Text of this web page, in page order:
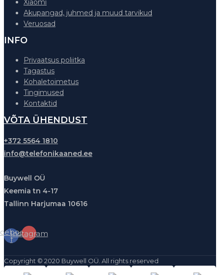
Xiaomi
Akupangad, juhmed ja muud tarvikud
Veruosad
INFO
Privaatsus poliitka
Tagastus
Kohaletoimetus
Tingimused
Kontaktid
VÕTA ÜHENDUST
+372 5564 1810
info@telefonikaaned.ee
Buywell OÜ
Keemia tn 4-17
Tallinn Harjumaa 10616
f
Instagram
Copyright © 2020 Buywell OÜ. All rights reserved